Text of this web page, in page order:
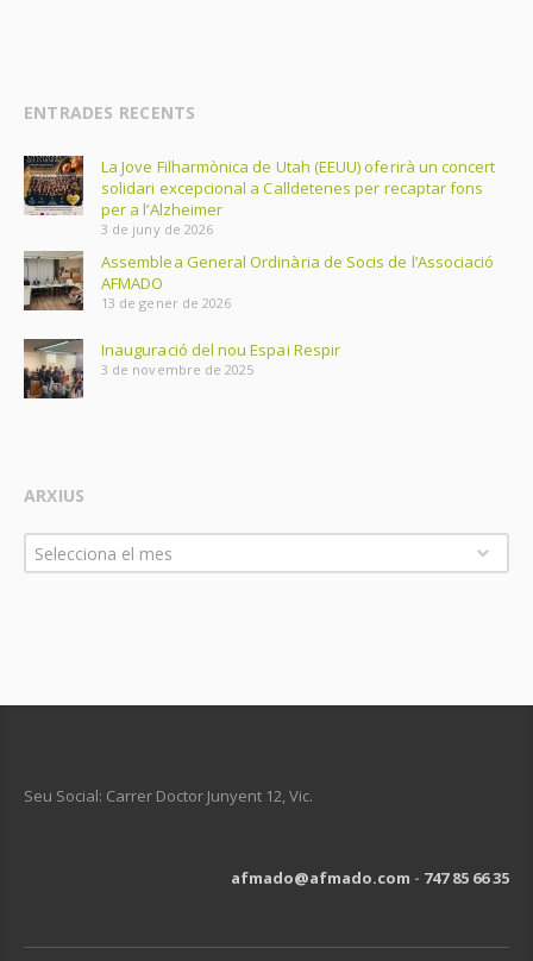
ENTRADES RECENTS
La Jove Filharmònica de Utah (EEUU) oferirà un concert
solidari excepcional a Calldetenes per recaptar fons
per a l’Alzheimer
3 de juny de 2026
Assemblea General Ordinària de Socis de l’Associació
AFMADO
13 de gener de 2026
Inauguració del nou Espai Respir
3 de novembre de 2025
ARXIUS
Arxius
Selecciona el mes
Seu Social: Carrer Doctor Junyent 12, Vic.
afmado@afmado.com - 747 85 66 35